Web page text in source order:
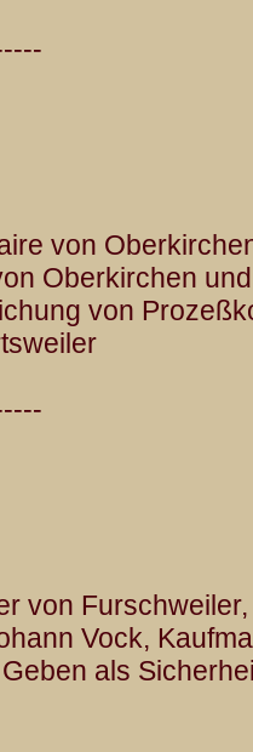
von
Oberkirchen
von
von
Vock,
als